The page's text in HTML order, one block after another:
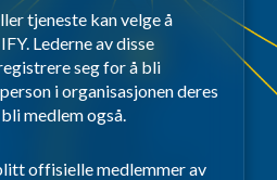
tjeneste kan velge å
Lederne av disse
seg for å bli
i organisasjonen deres
medlem også.
offisielle medlemmer av